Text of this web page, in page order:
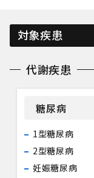
対象疾患
代謝疾患
糖尿病
1型糖尿病
2型糖尿病
妊娠糖尿病